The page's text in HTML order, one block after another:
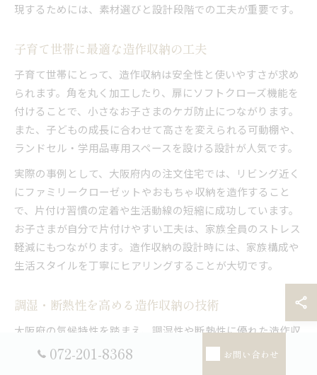
現するためには、素材選びと設計段階での工夫が重要です。
子育て世帯に最適な造作収納の工夫
子育て世帯にとって、造作収納は安全性と使いやすさが求め
られます。角を丸く加工したり、扉にソフトクローズ機能を
付けることで、小さなお子さまのケガ防止につながります。
また、子どもの成長に合わせて高さを変えられる可動棚や、
ランドセル・学用品専用スペースを設ける設計が人気です。
実際の事例として、大阪府内の注文住宅では、リビング近く
にファミリークローゼットやおもちゃ収納を造作すること
で、片付け習慣の定着や生活動線の短縮に成功しています。
お子さまが自分で片付けやすい工夫は、家族全員のストレス
軽減にもつながります。造作収納の設計時には、家族構成や
生活スタイルを丁寧にヒアリングすることが大切です。
調湿・断熱性を高める造作収納の技術
大阪府の気候特性を踏まえ、調湿性や断熱性に優れた造作収
納の導入が注目されています。無垢材や珪藻土など自然素材
072-201-8368 お問い合わせ